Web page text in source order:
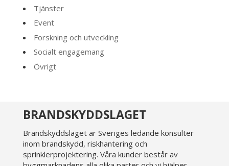
Tjänster
Event
Forskning och utveckling
Socialt engagemang
Övrigt
BRANDSKYDDSLAGET
Brandskyddslaget är Sveriges ledande konsulter
inom brandskydd, riskhantering och
sprinklerprojektering. Våra kunder består av